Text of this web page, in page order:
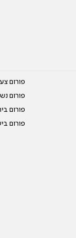
פורום
פורום
פורום
פורום